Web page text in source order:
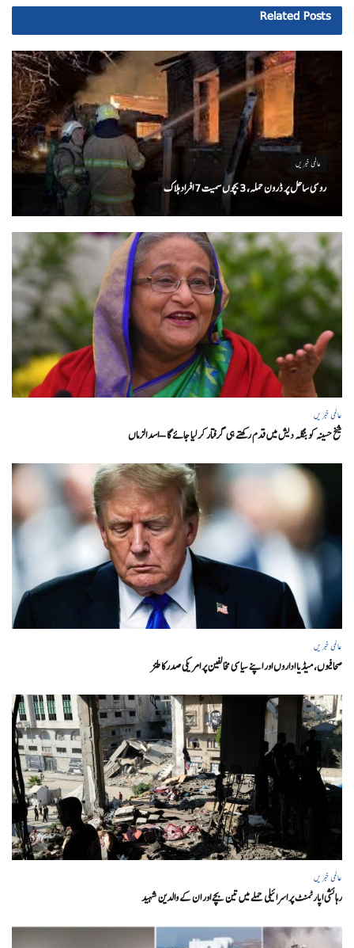
Related Posts
عالمی خبریں
روسی ساحل پر ڈرون حملہ، 3 بچوں سمیت 7 افراد ہلاک
عالمی خبریں
شیخ حسینہ کو بنگلہ دیش میں قدم رکھتے ہی گرفتار کر لیا جائے گا – اسد الزماں
عالمی خبریں
صحافیوں، میڈیا اداروں اور اپنے سیاسی مخالفین پر امریکی صدرکا طنز
عالمی خبریں
رہائشی اپارٹمنٹ پر اسرائیلی حملے میں تین بچے اور ان کے والدین شہید